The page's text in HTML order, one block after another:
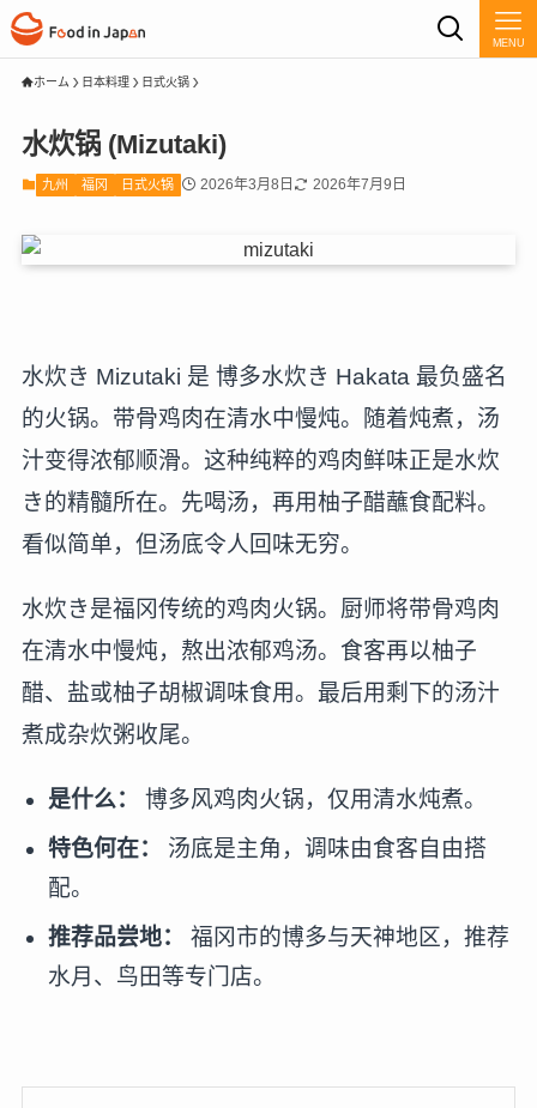
MENU
ホーム 日本料理 日式火锅
水炊锅 (Mizutaki)
九州 福冈 日式火锅 2026年3月8日 2026年7月9日
水炊き Mizutaki 是 博多水炊き Hakata 最负盛名
的火锅。带骨鸡肉在清水中慢炖。随着炖煮，汤
汁变得浓郁顺滑。这种纯粹的鸡肉鲜味正是水炊
き的精髓所在。先喝汤，再用柚子醋蘸食配料。
看似简单，但汤底令人回味无穷。
水炊き是福冈传统的鸡肉火锅。厨师将带骨鸡肉
在清水中慢炖，熬出浓郁鸡汤。食客再以柚子
醋、盐或柚子胡椒调味食用。最后用剩下的汤汁
煮成杂炊粥收尾。
是什么：
博多风鸡肉火锅，仅用清水炖煮。
特色何在：
汤底是主角，调味由食客自由搭
配。
推荐品尝地：
福冈市的博多与天神地区，推荐
水月、鸟田等专门店。